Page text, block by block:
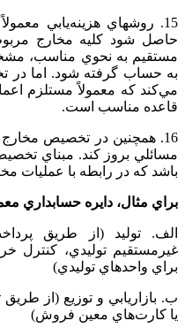
15. روشهاي‌ هزينه‌يابي‌
حاصل‌ شود كليه‌ مخارج‌
مستقيم‌ به‌ نحوي‌ مناسب‌،
به‌ حساب‌ گرفته‌ شود. اما در
مي‌كند كه‌ معمولاً مستلزم‌
قاعده‌ مناسب‌ است‌.
16. همچنين‌ در تخصيص‌
مسائلي‌ بروز كند. مبناي‌
باشد كه‌ در رابطه‌ با عمليات‌
براي‌ مثال‌، دايره‌ حسابداري‌
الف. توليد (از طريق‌
غيرمستقيم‌ توليدي‌، كنترل‌
براي‌ واحدهاي‌ توليدي‌)
ب. بازاريابي‌ و توزيع‌ (از
يا كارت‌هاي‌ معين‌ فروش‌)